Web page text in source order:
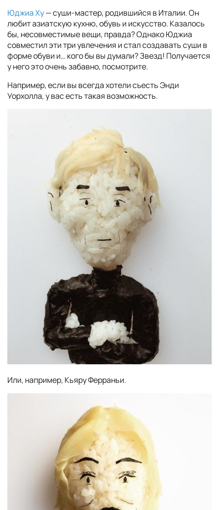
Юджиа Ху— суши-мастер, родившийся в Италии. Он
любит азиатскую кухню, обувь и искусство. Казалось
бы, несовместимые вещи, правда? Однако Юджиа
совместил эти три увлечения и стал создавать суши в
форме обуви и… кого бы вы думали? Звезд! Получается
у него это очень забавно, посмотрите.
Например, если вы всегда хотели съесть Энди
Уорхолла, у вас есть такая возможность.
Или, например, Кьяру Ферраньи.